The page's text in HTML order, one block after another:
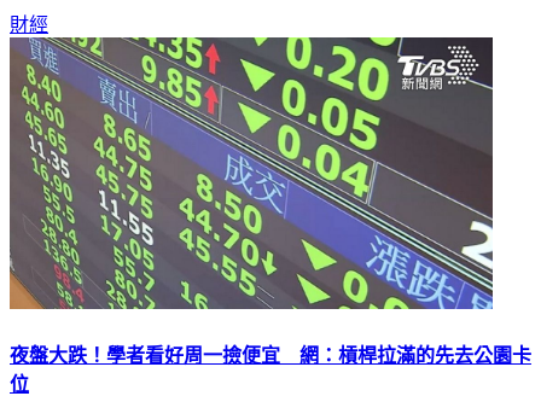
財經
夜盤大跌！學者看好周一撿便宜 網：槓桿拉滿的先去公園卡
位